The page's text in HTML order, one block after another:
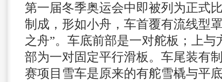
第一届冬季奥运会中即被列为正式
制成，形如小舟，车首覆有流线型
之舟”。车底前部是一对舵板；上与
部为一对固定平行滑板。车尾装有
赛项目雪车是原来的有舵雪橇与平